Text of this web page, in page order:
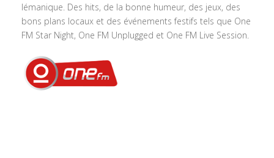
lémanique. Des hits, de la bonne humeur, des jeux, des
bons plans locaux et des événements festifs tels que One
FM Star Night, One FM Unplugged et One FM Live Session.